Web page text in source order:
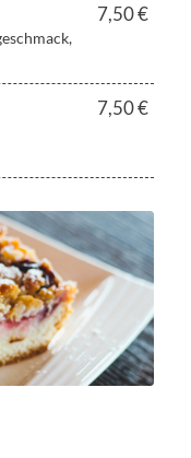
7,50 €
7,50 €